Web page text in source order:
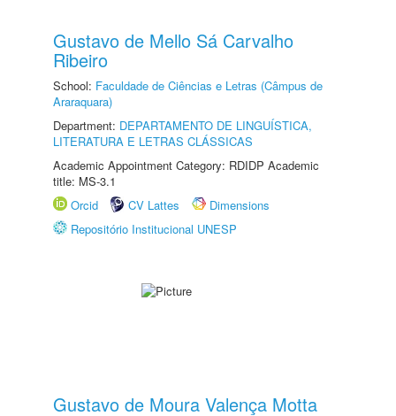
Gustavo de Mello Sá Carvalho
Ribeiro
School: Faculdade de Ciências e Letras (Câmpus de
Araraquara)
Department: DEPARTAMENTO DE LINGUÍSTICA,
LITERATURA E LETRAS CLÁSSICAS
Academic Appointment Category: RDIDP Academic
title: MS-3.1
Orcid
CV Lattes
Dimensions
Repositório Institucional UNESP
Gustavo de Moura Valença Motta